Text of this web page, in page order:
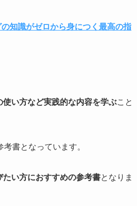
知識がゼロから身につく最高の指
い方など実践的な内容を学ぶこと
書となっています。
たい方におすすめの参考書となりま